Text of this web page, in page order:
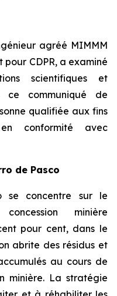
agréé MIMMM
CDPR, a examiné
scientifiques et
ce communiqué de
qualifiée aux fins
conformité avec
de Pasco
se concentre sur le
minière
pour cent, dans le
abrite des résidus et
au cours de
minière. La stratégie